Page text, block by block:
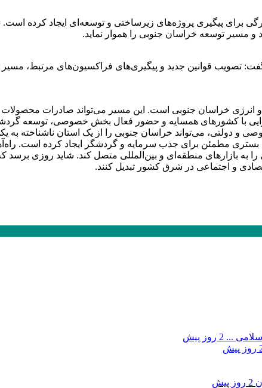
پیگیری پروژه‌های زیرساختی و توسعه‌ای ایجاد کرده است.
و مسیر توسعه خراسان جنوبی را هموار نماید.
تصویب قوانین جدید و پیگیری‌های فراکسیون‌های مرتبط، مسیر
انرژی خراسان جنوبی است. این مسیر می‌تواند صادرات
با کشورهای همسایه و حضور فعال بخش خصوصی، توسعه
دولتی، می‌تواند خراسان جنوبی را از یک استان ناشناخته به
مطمئن برای جذب سرمایه و گردشگر ایجاد کرده است.
منطقه‌ای و بین‌المللی متصل کند. شاید روزی برسد که
و اجتماعی در شرق کشور تبدیل کنند.
... 2 روز پیش
پیش
2 روز پیش